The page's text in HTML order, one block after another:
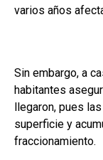
varios años
Sin embargo, a
habitantes
llegaron, pues
superficie y
fraccionamiento.